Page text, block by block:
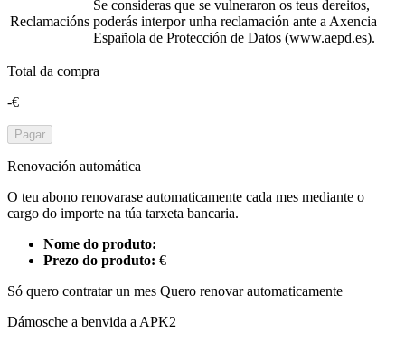
Reclamacións
Se consideras que se vulneraron os teus dereitos,
poderás interpor unha reclamación ante a Axencia
Española de Protección de Datos (www.aepd.es).
Total da compra
-€
Pagar
Renovación automática
O teu abono renovarase automaticamente cada mes mediante o
cargo do importe na túa tarxeta bancaria.
Nome do produto:
Prezo do produto: €
Só quero contratar un mes Quero renovar automaticamente
Dámosche a benvida a APK2